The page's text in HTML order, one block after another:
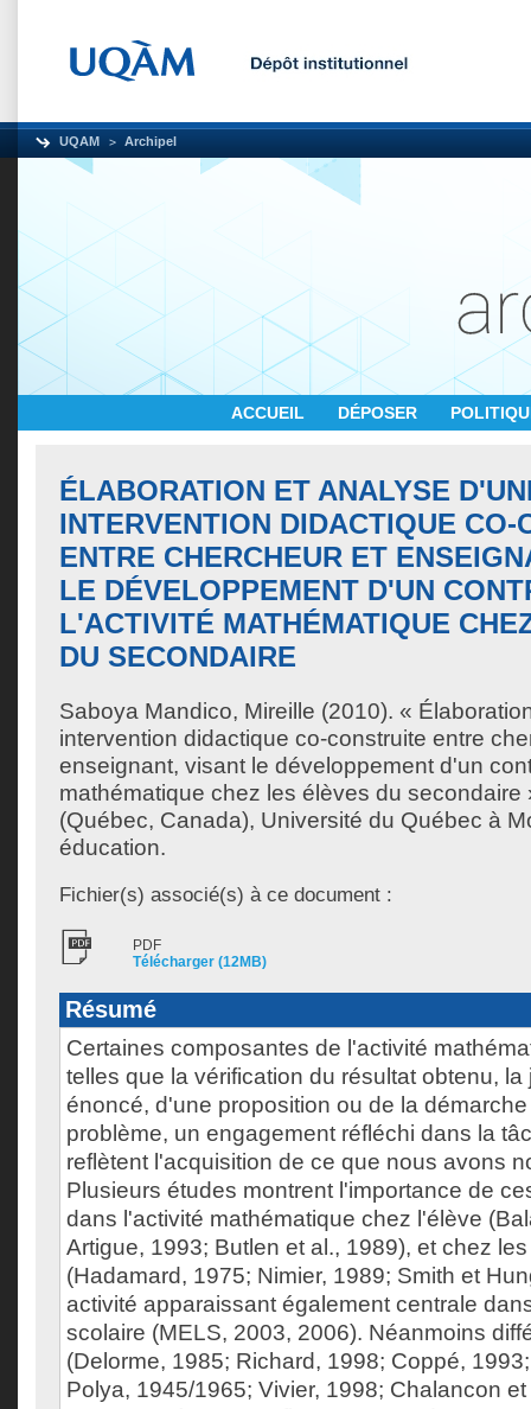
UQAM Archipel
ACCUEIL DÉPOSER
ÉLABORATION ET ANALYSE
INTERVENTION DIDACTIQUE CO-
ENTRE CHERCHEUR ET
LE DÉVELOPPEMENT D'UN
L'ACTIVITÉ MATHÉMATIQUE
DU SECONDAIRE
Saboya Mandico, Mireille (2010). «
intervention didactique co-construite entre
enseignant, visant le développement d'un
mathématique chez les élèves du secondaire
(Québec, Canada), Université du Québec à
éducation.
Fichier(s) associé(s) à ce document :
PDF
Télécharger (12MB)
Résumé
Certaines composantes de l'activité
telles que la vérification du résultat obtenu,
énoncé, d'une proposition ou de la
problème, un engagement réfléchi dans la
reflètent l'acquisition de ce que nous avons
Plusieurs études montrent l'importance de
dans l'activité mathématique chez l'élève
Artigue, 1993; Butlen et al., 1989), et chez
(Hadamard, 1975; Nimier, 1989; Smith et
activité apparaissant également centrale
scolaire (MELS, 2003, 2006). Néanmoins
(Delorme, 1985; Richard, 1998; Coppé,
Polya, 1945/1965; Vivier, 1998; Chalancon